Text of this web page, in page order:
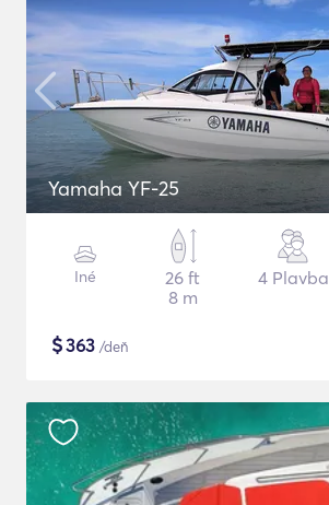
Yamaha YF-25
Iné
26 ft
8 m
4 Plavba
$363 /deň